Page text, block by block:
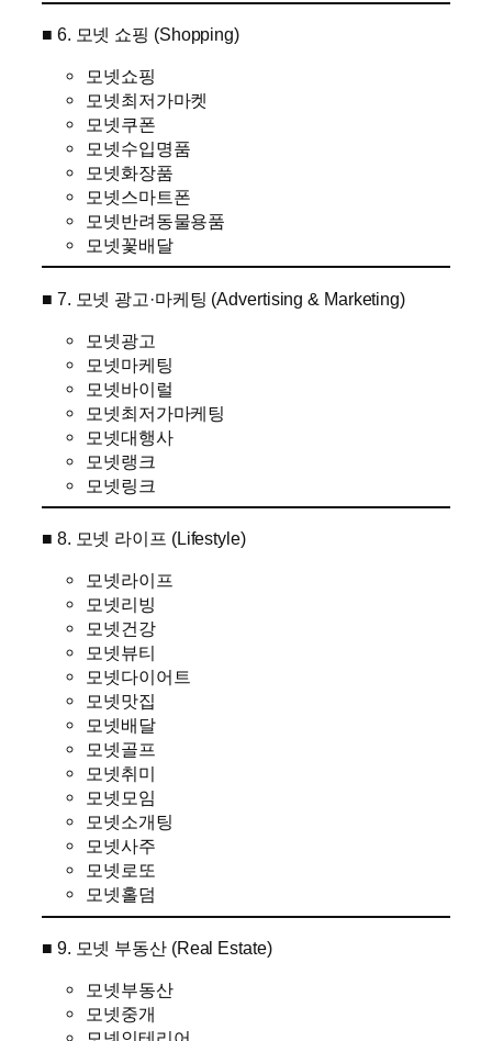
■ 6. 모넷 쇼핑 (Shopping)
모넷쇼핑
모넷최저가마켓
모넷쿠폰
모넷수입명품
모넷화장품
모넷스마트폰
모넷반려동물용품
모넷꽃배달
■ 7. 모넷 광고·마케팅 (Advertising & Marketing)
모넷광고
모넷마케팅
모넷바이럴
모넷최저가마케팅
모넷대행사
모넷랭크
모넷링크
■ 8. 모넷 라이프 (Lifestyle)
모넷라이프
모넷리빙
모넷건강
모넷뷰티
모넷다이어트
모넷맛집
모넷배달
모넷골프
모넷취미
모넷모임
모넷소개팅
모넷사주
모넷로또
모넷홀덤
■ 9. 모넷 부동산 (Real Estate)
모넷부동산
모넷중개